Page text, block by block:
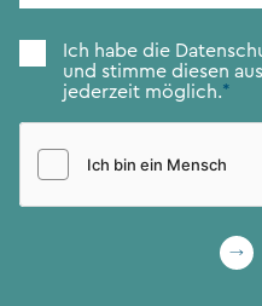
Zustimmung*
Ich habe die
und stimme diesen
jederzeit möglich.*